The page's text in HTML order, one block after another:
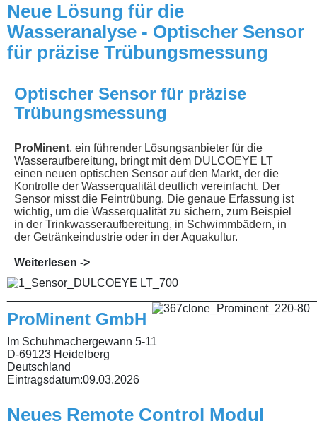
Neue Lösung für die
Wasseranalyse - Optischer Sensor
für präzise Trübungsmessung
Optischer Sensor für präzise
Trübungsmessung
ProMinent, ein führender Lösungsanbieter für die
Wasseraufbereitung, bringt mit dem DULCOEYE LT
einen neuen optischen Sensor auf den Markt, der die
Kontrolle der Wasserqualität deutlich vereinfacht. Der
Sensor misst die Feintrübung. Die genaue Erfassung ist
wichtig, um die Wasserqualität zu sichern, zum Beispiel
in der Trinkwasseraufbereitung, in Schwimmbädern, in
der Getränkeindustrie oder in der Aquakultur.
Weiterlesen ->
ProMinent GmbH
Im Schuhmachergewann 5-11
D-69123 Heidelberg
Deutschland
Eintragsdatum:09.03.2026
Neues Remote Control Modul